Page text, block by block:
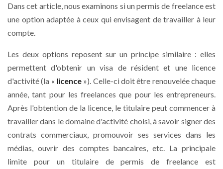
Dans cet article, nous examinons si un permis de freelance est
une option adaptée à ceux qui envisagent de travailler à leur
compte.
Les deux options reposent sur un principe similaire : elles
permettent d'obtenir un visa de résident et une licence
d'activité (la « licence »). Celle-ci doit être renouvelée chaque
année, tant pour les freelances que pour les entrepreneurs.
Après l'obtention de la licence, le titulaire peut commencer à
travailler dans le domaine d'activité choisi, à savoir signer des
contrats commerciaux, promouvoir ses services dans les
médias, ouvrir des comptes bancaires, etc. La principale
limite pour un titulaire de permis de freelance est